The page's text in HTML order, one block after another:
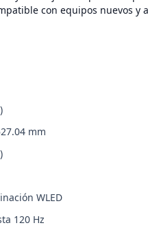
con equipos nuevos y
mm
WLED
120 Hz